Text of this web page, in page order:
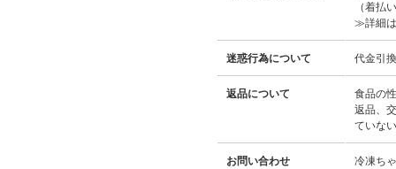
（着払
≫詳細
迷惑行為について 代金引
返品について
食品の
返品、
ていな
お問い合わせ
冷凍ち